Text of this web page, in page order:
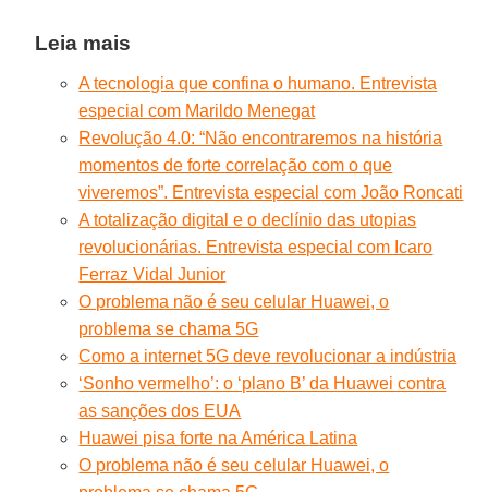
Leia mais
A tecnologia que confina o humano. Entrevista
especial com Marildo Menegat
Revolução 4.0: “Não encontraremos na história
momentos de forte correlação com o que
viveremos”. Entrevista especial com João Roncati
A totalização digital e o declínio das utopias
revolucionárias. Entrevista especial com Icaro
Ferraz Vidal Junior
O problema não é seu celular Huawei, o
problema se chama 5G
Como a internet 5G deve revolucionar a indústria
‘Sonho vermelho’: o ‘plano B’ da Huawei contra
as sanções dos EUA
Huawei pisa forte na América Latina
O problema não é seu celular Huawei, o